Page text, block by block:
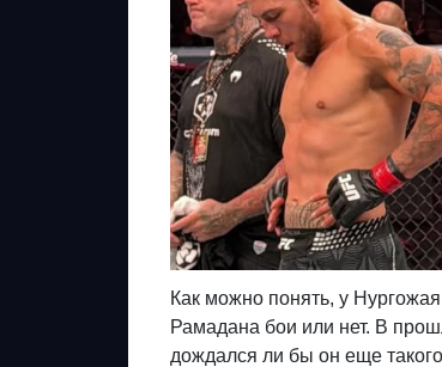
Как можно понять, у
Рамадана бои или нет. В
дождался ли бы он еще